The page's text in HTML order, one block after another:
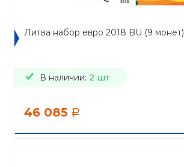
Литва набор евро 2018 BU (9 монет)
В наличии: 2 шт
46 085 a